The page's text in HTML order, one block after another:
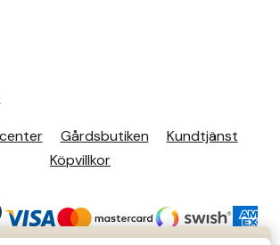
Gårdsbutiken
Kundtjänst
Köpvillkor